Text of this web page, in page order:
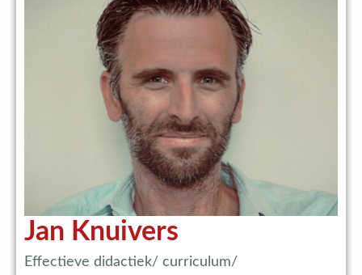
Jan Knuivers
Effectieve didactiek/ curriculum/